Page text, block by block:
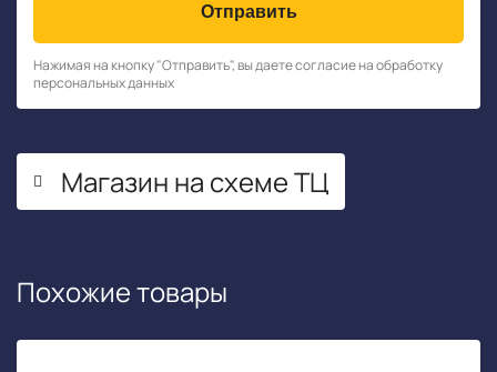
Отправить
Нажимая на кнопку "Отправить", вы даете согласие на обработку
персональных данных
Магазин на схеме ТЦ
Похожие товары